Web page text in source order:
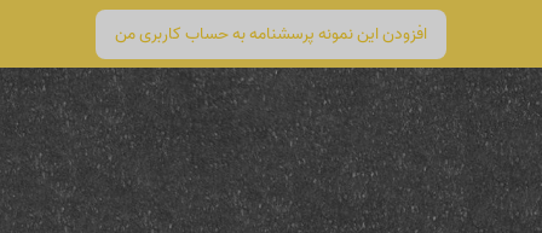
افزودن این نمونه پرسشنامه به حساب کاربری من